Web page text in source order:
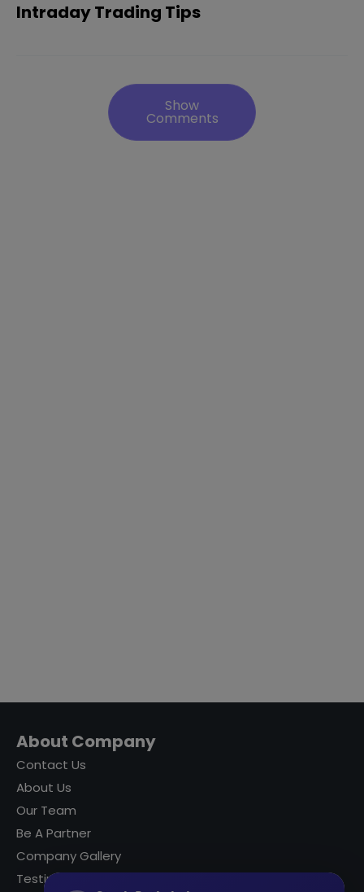
Intraday Trading Tips
Show
Comments
About Company
Contact Us
About Us
Our Team
Be A Partner
Company Gallery
Testimonials